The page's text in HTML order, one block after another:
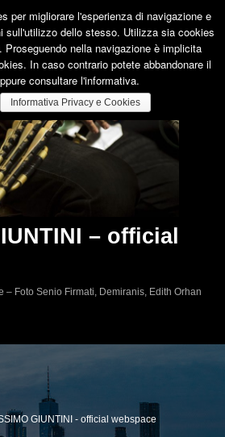
– official
– Foto Senio Firmati, Demiranis, Edith Orhan
GIUNTINI - official webspace
per migliorare l'esperienza di navigazione e
sull'utilizzo dello stesso. Utilizza sia cookies
nella navigazione è implicita
In caso contrario potete abbandonare il
consultare l'informativa.
Informativa Privacy e Cookies